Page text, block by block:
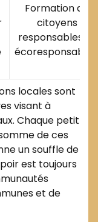
Formation de
citoyens
responsables et
locales sont
visant à
Chaque petit
de ces
un souffle de
est toujours
et de